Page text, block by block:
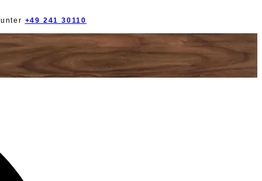
+49 241 30110